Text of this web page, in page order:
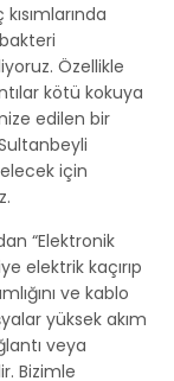
Özellikle
kötü kokuya
edilen bir
için
“Elektronik
elektrik kaçırıp
ve kablo
yüksek akım
veya
Bizimle